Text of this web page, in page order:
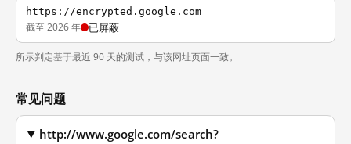
https://encrypted.google.com
截至 2026 年 已屏蔽
所示判定基于最近 90 天的测试，与该网址页面一致。
常见问题
http://www.google.com/search?